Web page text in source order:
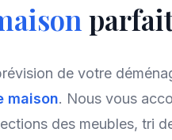
de votre
maison. Nous vous
des meubles, tri